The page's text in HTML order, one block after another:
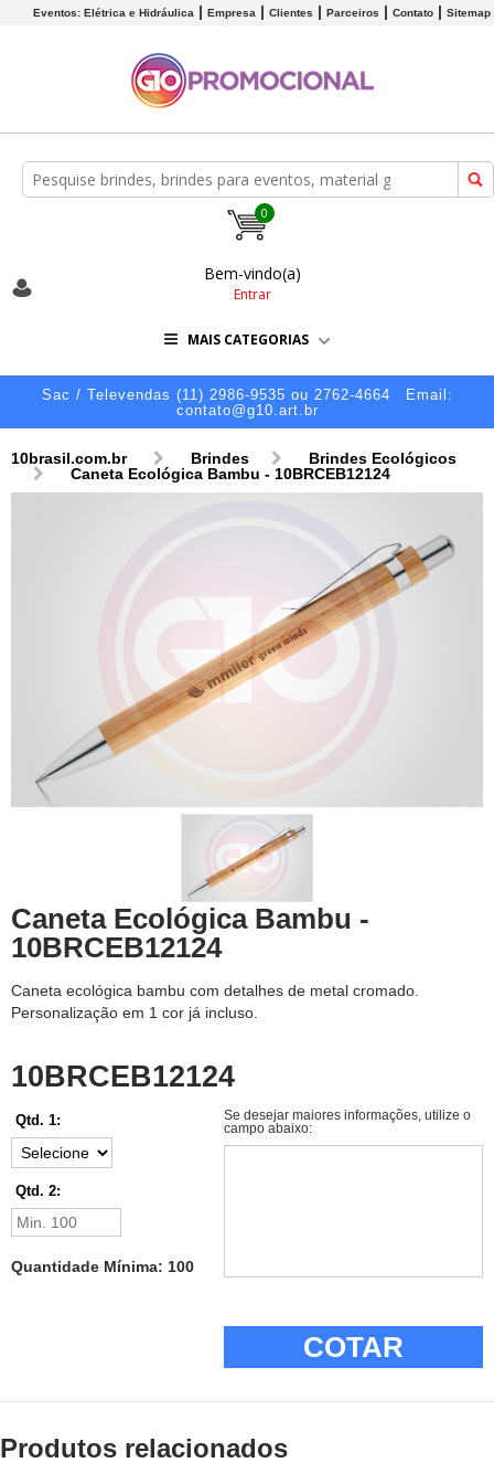
Eventos: Elétrica e Hidráulica Empresa Clientes Parceiros Contato Sitemap
0
Bem-vindo(a)
Entrar
MAIS CATEGORIAS
Sac / Televendas (11) 2986-9535 ou 2762-4664
Email:
contato@g10.art.br
10brasil.com.br Brindes
Brindes Ecológicos
Caneta Ecológica Bambu - 10BRCEB12124
Caneta Ecológica Bambu -
10BRCEB12124
Caneta ecológica bambu com detalhes de metal cromado.
Personalização em 1 cor já incluso.
10BRCEB12124
Qtd. 1:
Qtd. 2:
Quantidade Mínima: 100
Se desejar maiores informações, utilize o
campo abaixo:
COTAR
Produtos relacionados